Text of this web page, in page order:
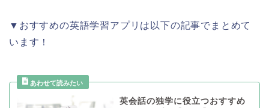
▼おすすめの英語学習アプリは以下の記事でまとめて
います！
英会話の独学に役立つおすすめ